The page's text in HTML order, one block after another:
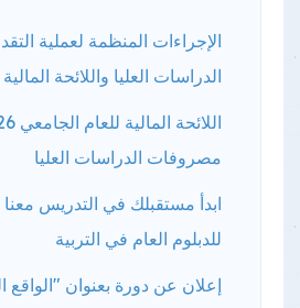
الإجراءات المنظمة لعملية
الدراسات العليا واللائحة المالية
مصروفات الدراسات العليا
ابدأ مستقبلك في التدريس معنا
للدبلوم العام في التربية
إعلان عن دورة بعنوان "الواقع